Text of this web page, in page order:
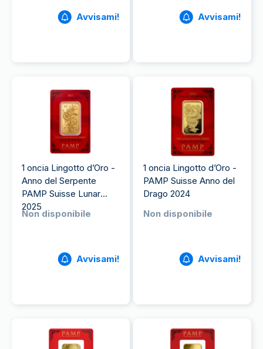
Avvisami! Avvisami!
1 oncia Lingotto d’Oro -
Anno del Serpente
PAMP Suisse Lunar
2025
Non disponibile
Avvisami!
1 oncia Lingotto d’Oro -
PAMP Suisse Anno del
Drago 2024
Non disponibile
Avvisami!